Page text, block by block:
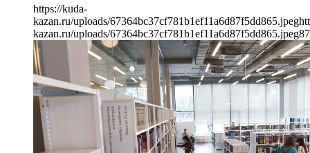
https://kuda-
kazan.ru/uploads/67364bc37cf781b1ef11a6d87f5dd865.jpeg
kazan.ru/uploads/67364bc37cf781b1ef11a6d87f5dd865.jpeg